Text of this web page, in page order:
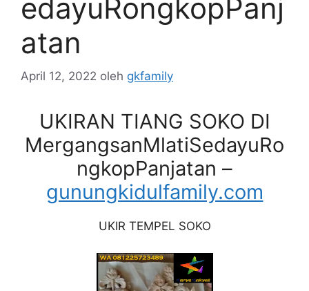
edayuRongkopPanj
atan
April 12, 2022 oleh gkfamily
UKIRAN TIANG SOKO DI
MergangsanMlatiSedayuRo
ngkopPanjatan –
gunungkidulfamily.com
UKIR TEMPEL SOKO